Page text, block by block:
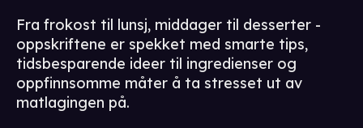
Fra frokost til lunsj, middager til desserter -
oppskriftene er spekket med smarte tips,
tidsbesparende ideer til ingredienser og
oppfinnsomme måter å ta stresset ut av
matlagingen på.